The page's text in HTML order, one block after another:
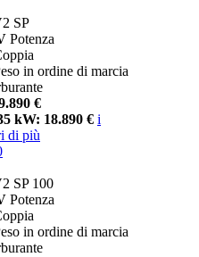
SP
Potenza
in ordine di marcia
€
kW: 18.890 € i
di più
SP 100
Potenza
in ordine di marcia